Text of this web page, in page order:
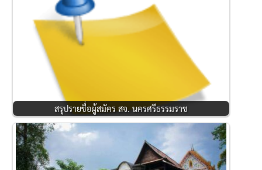
สรุปรายชื่อผู้สมัคร สจ. นครศรีธรรมราช